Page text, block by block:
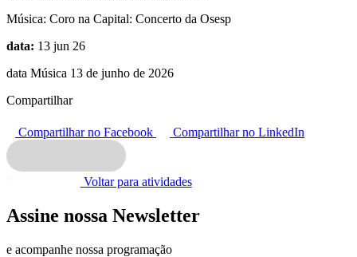
Música: Coro na Capital: Concerto da Osesp
data: 13 jun 26
data Música 13 de junho de 2026
Compartilhar
Compartilhar no Facebook Compartilhar no LinkedIn
Voltar para atividades
Assine nossa Newsletter
e acompanhe nossa programação